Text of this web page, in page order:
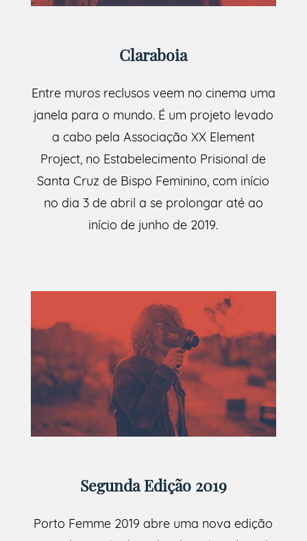
Claraboia
Entre muros reclusos veem no cinema uma
janela para o mundo. É um projeto levado
a cabo pela Associação XX Element
Project, no Estabelecimento Prisional de
Santa Cruz de Bispo Feminino, com início
no dia 3 de abril a se prolongar até ao
início de junho de 2019.
Segunda Edição 2019
Porto Femme 2019 abre uma nova edição